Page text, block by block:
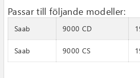
Passar till följande modeller:
Saab 9000 CD
Saab 9000 CS